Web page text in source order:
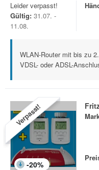
Leider verpasst!
Gültig: 31.07. -
11.08.
WLAN-Router mit bis zu
VDSL- oder ADSL-
Verpasst!
-20%